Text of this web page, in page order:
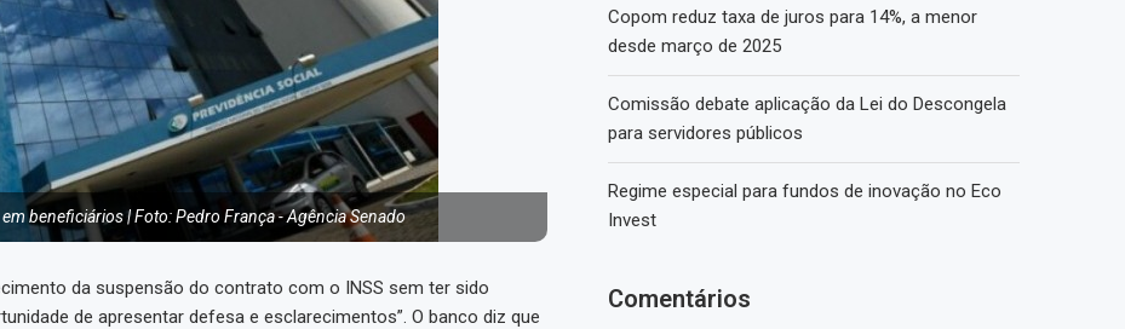
beneficiários | Foto: Pedro França - Agência Senado
da suspensão do contrato com o INSS sem ter sido
de apresentar defesa e esclarecimentos”. O banco diz que
Copom reduz taxa de juros para 14%, a menor
desde março de 2025
Comissão debate aplicação da Lei do Descongela
para servidores públicos
Regime especial para fundos de inovação no Eco
Invest
Comentários